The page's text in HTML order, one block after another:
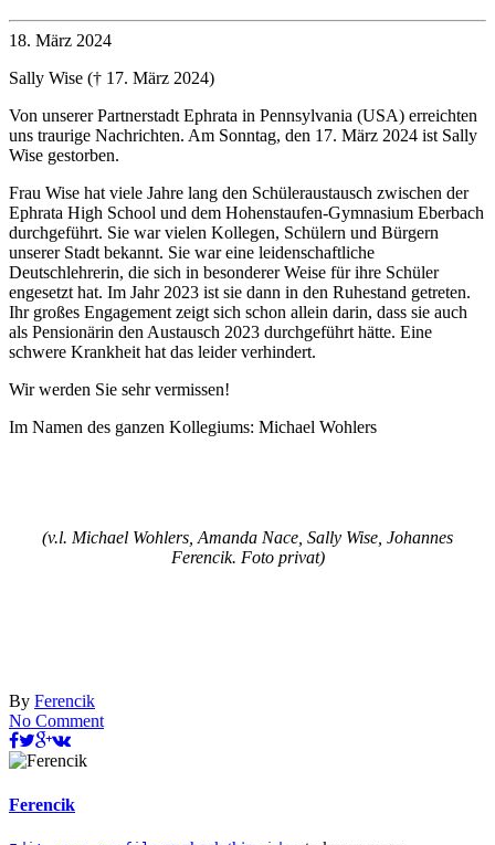
18. März 2024
Sally Wise († 17. März 2024)
Von unserer Partnerstadt Ephrata in Pennsylvania (USA) erreichten
uns traurige Nachrichten. Am Sonntag, den 17. März 2024 ist Sally
Wise gestorben.
Frau Wise hat viele Jahre lang den Schüleraustausch zwischen der
Ephrata High School und dem Hohenstaufen-Gymnasium Eberbach
durchgeführt. Sie war vielen Kollegen, Schülern und Bürgern
unserer Stadt bekannt. Sie war eine leidenschaftliche
Deutschlehrerin, die sich in besonderer Weise für ihre Schüler
engesetzt hat. Im Jahr 2023 ist sie dann in den Ruhestand getreten.
Ihr großes Engagement zeigt sich schon allein darin, dass sie auch
als Pensionärin den Austausch 2023 durchgeführt hätte. Eine
schwere Krankheit hat das leider verhindert.
Wir werden Sie sehr vermissen!
Im Namen des ganzen Kollegiums: Michael Wohlers
(v.l. Michael Wohlers, Amanda Nace, Sally Wise, Johannes
Ferencik. Foto privat)
By Ferencik
No Comment
Ferencik